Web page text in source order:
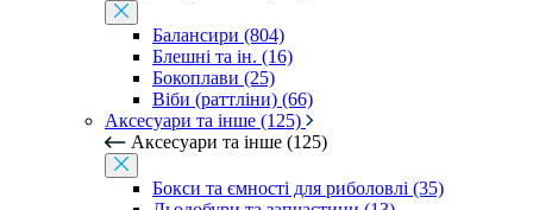
Балансири (804)
Блешні та ін. (16)
Бокоплави (25)
Віби (раттліни) (66)
Аксесуари та інше (125)
Аксесуари та інше (125)
Бокси та ємності для риболовлі (35)